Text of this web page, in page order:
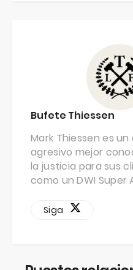
Bufete Thiessen
Mark Thiessen es
agresivo mejor
la justicia para sus
como un DWI Super
Siga